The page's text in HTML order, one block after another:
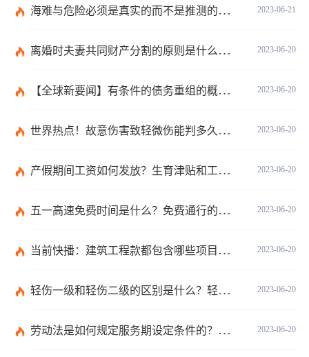
2023-06-21
海难与危险必须是真实的而不是推测的吗？
2023-06-20
离婚时夫妻共同财产分割的原则是什么？离婚的共同财产怎么分割？
2023-06-20
【全球新要闻】有条件的债务重组的概念是什么？债务重新安排如何进行？
2023-06-20
世界热点！故意伤害致轻微伤能判多久时间？轻微伤鉴定标准是什么？
2023-06-20
产假期间工资如何发放？生育津贴和工资冲突吗？
2023-06-20
五一高速免费时间是什么？免费通行的时间范围是什么？|当前速递
2023-06-20
当前快播：建筑工程款都包含哪些项目？建筑施工纠纷管辖法院如何确定？
2023-06-20
轻伤一级和轻伤二级的区别是什么？轻伤一级的内容都包括哪些？
2023-06-20
劳动法是如何规定服务期设定条件的？劳动法调整的劳动关系包含哪些呢？